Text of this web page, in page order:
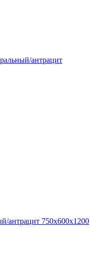
антрацит
антрацит 750х600х1200